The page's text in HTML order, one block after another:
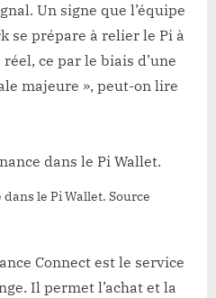
Un signe que l’équipe
se prépare à relier le Pi à
ce par le biais d’une
majeure », peut-on lire
le Pi Wallet. Source
Connect est le service
Il permet l’achat et la